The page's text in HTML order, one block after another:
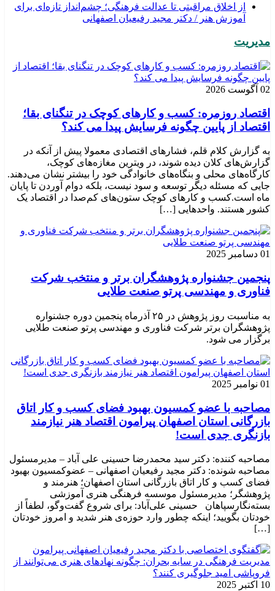
از اخلاق مراقبتی تا عدالت فرهنگی؛ چشم‌انداز تازه‌ای برای
آموزش هنر / دکتر مجید رفیعیان اصفهانی
مدیریت
02 آگوست 2026
اقتصاد روزمره: کسب‌ و کارهای کوچک در تنگنای بقا؛
اقتصاد از پایین چگونه فرسایش پیدا می کند؟
به گزارش کلام قلم، فشارهای اقتصادی معمولا پیش از آنکه در
گزارش‌های کلان دیده شوند، در ویترین مغازه‌های کوچک،
کارگاه‌های محلی و بنگاه‌های خانوادگی خود را بیشتر نشان می‌دهند.
جایی که مسئله دیگر توسعه و سود نیست، بلکه دوام آوردن تا پایان
ماه است.کسب‌ و کارهای کوچک ستون‌های کم‌صدا در اقتصاد یک
کشور هستند. واحدهایی […]
01 دسامبر 2025
پنجمین جشنواره پژوهشگران برتر و منتخب شرکت
فناوری و مهندسی پرتو صنعت طلایی
به مناسبت روز پژوهش در ۲۵ آذرماه پنجمین دوره جشنواره
پژوهشگران برتر شرکت فناوری و مهندسی پرتو صنعت طلایی
برگزار می شود.
01 نوامبر 2025
مصاحبه با عضو کمسیون بهبود فضای کسب و کار اتاق
بازرگانی استان اصفهان پیرامون اقتصاد هنر نیازمند
بازنگری جدی است!
مصاحبه کننده: دکتر سید محمدرضا حسینی علی آباد – مدیرمسئول
مصاحبه شونده: دکتر مجید رفیعیان اصفهانی – عضوکمسیون بهبود
فضای کسب و کار اتاق بازرگانی استان اصفهان؛ هنرمند و
پژوهشگر؛ ‌مدیرمسئول موسسه فرهنگی هنری آموزشی
بسته‌نگارسپاهان حسینی علی‌آباد: برای شروع گفت‌وگو، لطفاً از
خودتان بگویید؛ اینکه چطور وارد حوزه‌ی هنر شدید و امروز خودتان
[…]
10 اکتبر 2025